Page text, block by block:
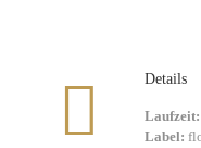
Details
Laufzeit:
Label: